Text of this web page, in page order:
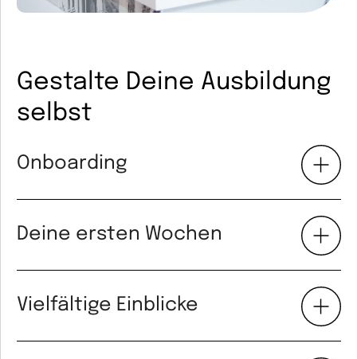
Gestalte Deine Ausbildung
selbst
Onboarding
Deine ersten Wochen
Vielfältige Einblicke